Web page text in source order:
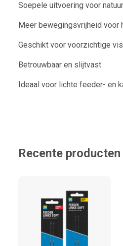
Soepele uitvoering voor
Meer bewegingsvrijheid voor
Geschikt voor voorzichtige vis
Betrouwbaar en slijtvast
Ideaal voor lichte feeder- en
Recente producten